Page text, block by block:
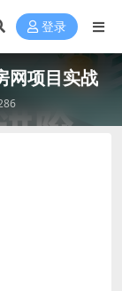
登录
网项目实战